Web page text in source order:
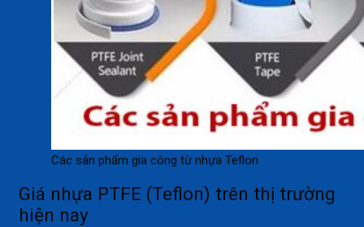
Các sản phẩm gia công từ nhựa Teflon
Giá nhựa PTFE (Teflon) trên thị trường
hiện nay